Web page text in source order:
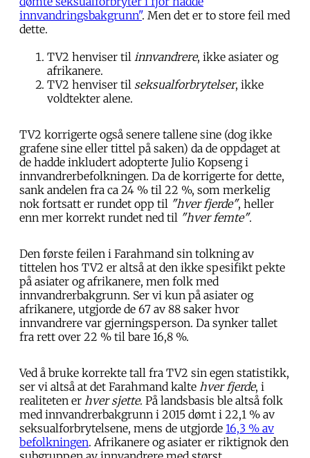
innvandringsbakgrunn". Men det er to store feil med
dette.
TV2 henviser til innvandrere, ikke asiater og
afrikanere.
TV2 henviser til seksualforbrytelser, ikke
voldtekter alene.
TV2 korrigerte også senere tallene sine (dog ikke
grafene sine eller tittel på saken) da de oppdaget at
de hadde inkludert adopterte Julio Kopseng i
innvandrerbefolkningen. Da de korrigerte for dette,
sank andelen fra ca 24 % til 22 %, som merkelig
nok fortsatt er rundet opp til "hver fjerde", heller
enn mer korrekt rundet ned til "hver femte".
Den første feilen i Farahmand sin tolkning av
tittelen hos TV2 er altså at den ikke spesifikt pekte
på asiater og afrikanere, men folk med
innvandrerbakgrunn. Ser vi kun på asiater og
afrikanere, utgjorde de 67 av 88 saker hvor
innvandrere var gjerningsperson. Da synker tallet
fra rett over 22 % til bare 16,8 %.
Ved å bruke korrekte tall fra TV2 sin egen statistikk,
ser vi altså at det Farahmand kalte hver fjerde, i
realiteten er hver sjette. På landsbasis ble altså folk
med innvandrerbakgrunn i 2015 dømt i 22,1 % av
seksualforbrytelsene, mens de utgjorde 16,3 % av
befolkningen. Afrikanere og asiater er riktignok den